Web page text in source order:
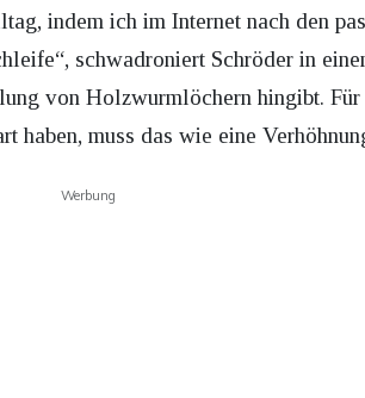
indem ich im Internet nach den
schwadroniert Schröder in
von Holzwurmlöchern hingibt.
haben, muss das wie eine
Werbung